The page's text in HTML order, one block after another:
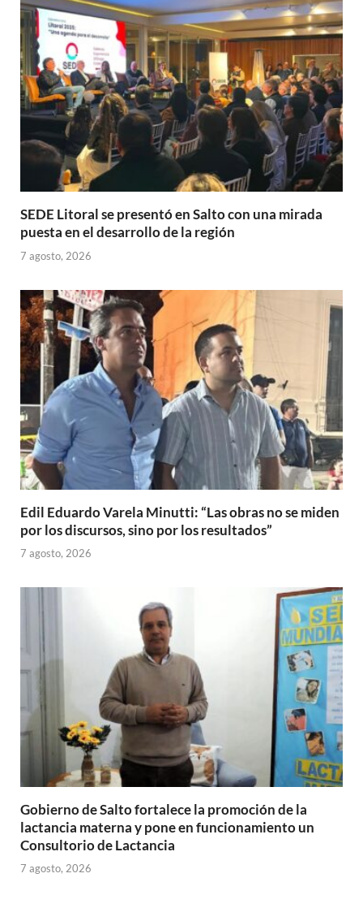
p
p
o
k
ti
r
SEDE Litoral se presentó en Salto con una mirada
puesta en el desarrollo de la región
7 agosto, 2026
Edil Eduardo Varela Minutti: “Las obras no se miden
por los discursos, sino por los resultados”
7 agosto, 2026
Gobierno de Salto fortalece la promoción de la
lactancia materna y pone en funcionamiento un
Consultorio de Lactancia
7 agosto, 2026